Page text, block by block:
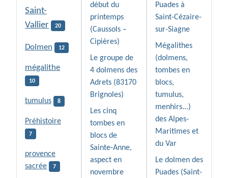
Saint-
Vallier
20
Dolmen 12
mégalithe
10
tumulus 8
Préhistoire
7
provence
sacrée
7
début du
printemps
(Caussols –
Cipières)
Le groupe de
4 dolmens des
Adrets (83170
Brignoles)
Les cinq
tombes en
blocs de
Sainte-Anne,
aspect en
novembre
Puades à
Saint-Cézaire-
sur-Siagne
Mégalithes
(dolmens,
tombes en
blocs,
tumulus,
menhirs...)
des Alpes-
Maritimes et
du Var
Le dolmen des
Puades (Saint-